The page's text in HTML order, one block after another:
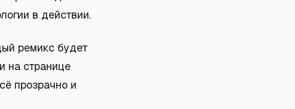
в действии.
ремикс будет
на странице
прозрачно и